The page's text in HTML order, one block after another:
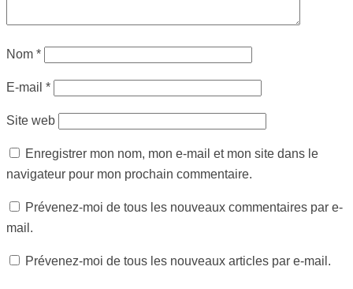
Nom *
E-mail *
Site web
Enregistrer mon nom, mon e-mail et mon site dans le
navigateur pour mon prochain commentaire.
Prévenez-moi de tous les nouveaux commentaires par e-
mail.
Prévenez-moi de tous les nouveaux articles par e-mail.